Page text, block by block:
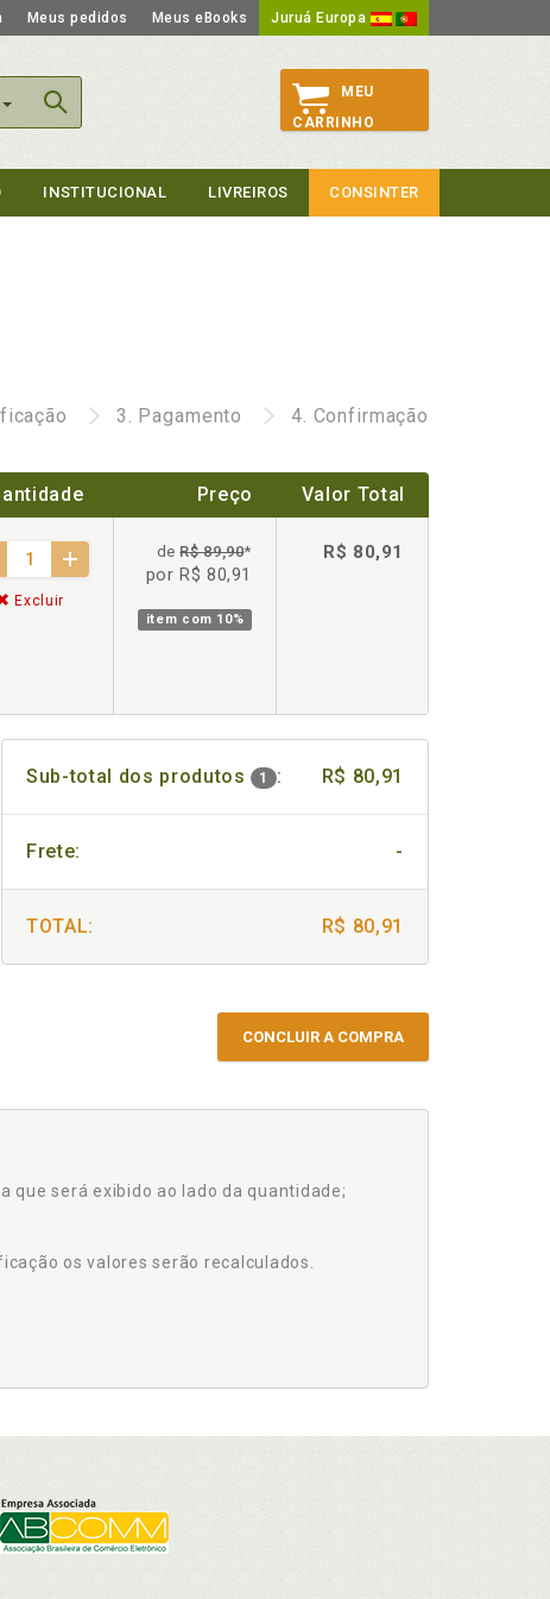
Meus pedidos Meus eBooks Juruá Europa
MEU
CARRINHO
INSTITUCIONAL LIVREIROS CONSINTER
3. Pagamento 4. Confirmação
Preço Valor Total
Excluir
deR$ 89,90*
por R$ 80,91
item com 10%
R$ 80,91
Sub-total dos produtos 1 : R$ 80,91
Frete: -
TOTAL: R$ 80,91
CONCLUIR A COMPRA
será exibido ao lado da quantidade;
os valores serão recalculados.